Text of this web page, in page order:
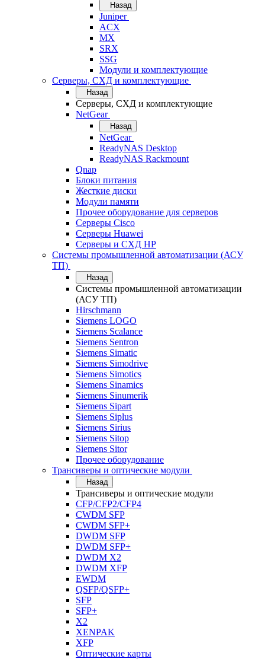
Назад
Juniper
ACX
MX
SRX
SSG
Модули и комплектующие
Серверы, СХД и комплектующие
Назад
Серверы, СХД и комплектующие
NetGear
Назад
NetGear
ReadyNAS Desktop
ReadyNAS Rackmount
Qnap
Блоки питания
Жесткие диски
Модули памяти
Прочее оборудование для серверов
Серверы Cisco
Серверы Huawei
Серверы и СХД HP
Системы промышленной автоматизации (АСУ
ТП)
Назад
Системы промышленной автоматизации
(АСУ ТП)
Hirschmann
Siemens LOGO
Siemens Scalance
Siemens Sentron
Siemens Simatic
Siemens Simodrive
Siemens Simotics
Siemens Sinamics
Siemens Sinumerik
Siemens Sipart
Siemens Siplus
Siemens Sirius
Siemens Sitop
Siemens Sitor
Прочее оборудование
Трансиверы и оптические модули
Назад
Трансиверы и оптические модули
CFP/CFP2/CFP4
CWDM SFP
CWDM SFP+
DWDM SFP
DWDM SFP+
DWDM X2
DWDM XFP
EWDM
QSFP/QSFP+
SFP
SFP+
X2
XENPAK
XFP
Оптические карты